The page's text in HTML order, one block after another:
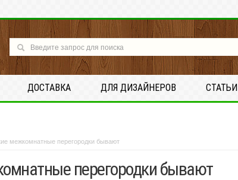
ДОСТАВКА ДЛЯ ДИЗАЙНЕРОВ СТАТЬИ
межкомнатные перегородки бывают
перегородки бывают